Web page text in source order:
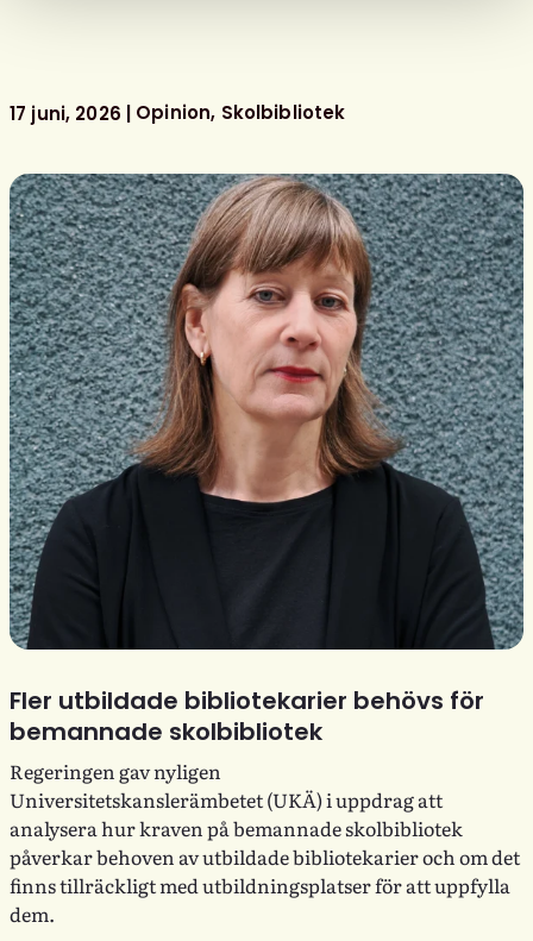
litterära
ungdomspriser
17 juni, 2026 Opinion Skolbibliotek
Fler utbildade bibliotekarier behövs för
bemannade skolbibliotek
Regeringen gav nyligen
Universitetskanslerämbetet (UKÄ) i uppdrag att
analysera hur kraven på bemannade skolbibliotek
påverkar behoven av utbildade bibliotekarier och om det
finns tillräckligt med utbildningsplatser för att uppfylla
dem.